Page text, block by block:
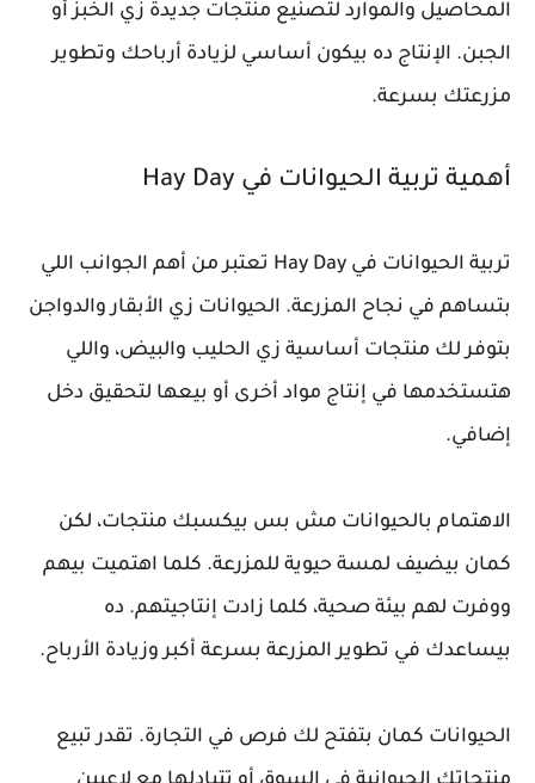
المحاصيل والموارد لتصنيع منتجات جديدة زي الخبز أو
الجبن. الإنتاج ده بيكون أساسي لزيادة أرباحك وتطوير
مزرعتك بسرعة.
أهمية تربية الحيوانات في Hay Day
تربية الحيوانات في Hay Day تعتبر من أهم الجوانب اللي
بتساهم في نجاح المزرعة. الحيوانات زي الأبقار والدواجن
بتوفر لك منتجات أساسية زي الحليب والبيض، واللي
هتستخدمها في إنتاج مواد أخرى أو بيعها لتحقيق دخل
إضافي.
الاهتمام بالحيوانات مش بس بيكسبك منتجات، لكن
كمان بيضيف لمسة حيوية للمزرعة. كلما اهتميت بيهم
ووفرت لهم بيئة صحية، كلما زادت إنتاجيتهم. ده
بيساعدك في تطوير المزرعة بسرعة أكبر وزيادة الأرباح.
الحيوانات كمان بتفتح لك فرص في التجارة. تقدر تبيع